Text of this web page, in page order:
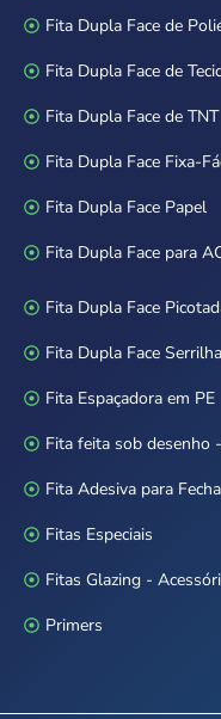
Fita Dupla Face de
Fita Dupla Face de
Fita Dupla Face de TNT
Fita Dupla Face Fixa-
Fita Dupla Face Papel
Fita Dupla Face para
Fita Dupla Face
Fita Dupla Face
Fita Espaçadora em PE
Fita feita sob desenho
Fita Adesiva para
Fitas Especiais
Fitas Glazing -
Primers